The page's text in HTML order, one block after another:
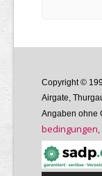
Copyright ©
Airgate,
Angaben ohne